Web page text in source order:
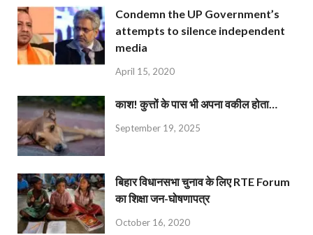
Condemn the UP Government’s
attempts to silence independent
media
April 15, 2020
काश! कुत्तों के पास भी अपना वकील होता…
September 19, 2025
बिहार विधानसभा चुनाव के लिए RTE Forum
का शिक्षा जन-घोषणापत्र
October 16, 2020